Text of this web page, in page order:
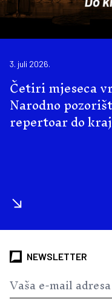
3. juli 2026.
Četiri mjeseca
Narodno
repertoar do
NEWSLETTER